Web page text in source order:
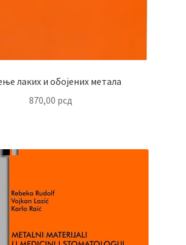
лаких и обојених метала
870,00 рсд